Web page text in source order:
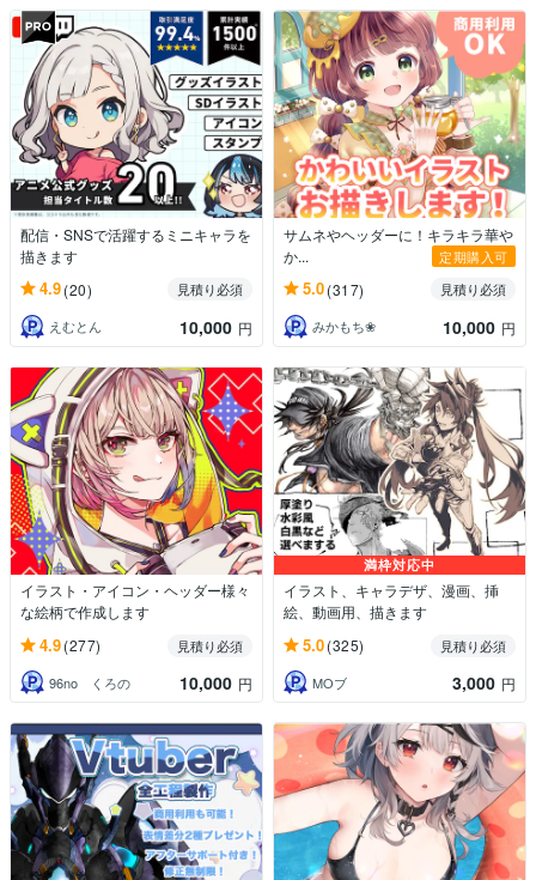
配信・SNSで活躍するミニキャラを
描きます
4.9(20)
見積り必須
えむとん
10,000 円
サムネやヘッダーに！キラキラ華や
か...
定期購入可
5.0(317)
見積り必須
みかもち❀
10,000 円
イラスト・アイコン・ヘッダー様々
な絵柄で作成します
4.9(277)
見積り必須
96no くろの
10,000 円
満枠対応中
イラスト、キャラデザ、漫画、挿
絵、動画用、描きます
5.0(325)
見積り必須
MOブ
3,000 円